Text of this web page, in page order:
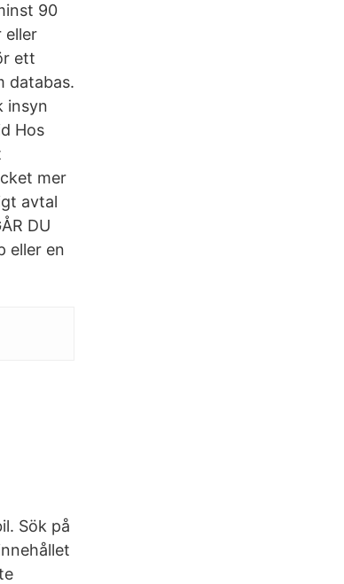
90
eller
ett
databas.
insyn
Hos
mer
avtal
DU
eller en
Sök på